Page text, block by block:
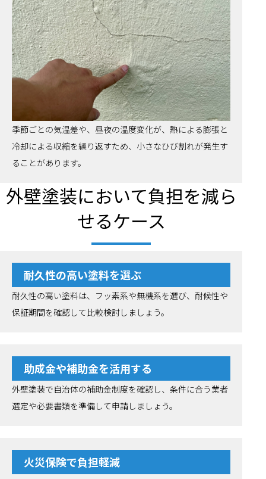
季節ごとの気温差や、昼夜の温度変化が、熱による膨張と
冷却による収縮を繰り返すため、小さなひび割れが発生す
ることがあります。
外壁塗装において負担を減ら
せるケース
耐久性の高い塗料を選ぶ
耐久性の高い塗料は、フッ素系や無機系を選び、耐候性や
保証期間を確認して比較検討しましょう。
助成金や補助金を活用する
外壁塗装で自治体の補助金制度を確認し、条件に合う業者
選定や必要書類を準備して申請しましょう。
火災保険で負担軽減